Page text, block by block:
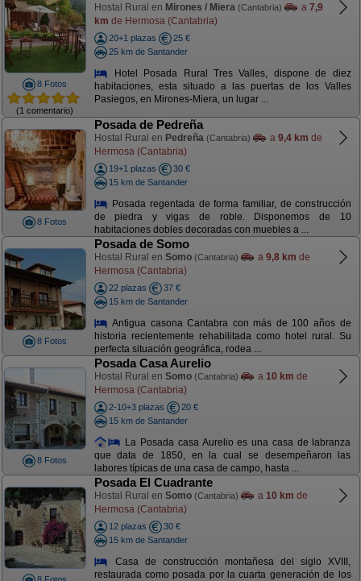
8 Fotos
(1 comentario)
Hostal Rural en Mirones / Miera (Cantabria) a 7,9
km de Hermosa (Cantabria)
20+1 plazas
25 €
25 km de Santander
Hotel Posada Rural Tres Valles, dispone de diez
habitaciones, esta situado a las puertas de los Valles
Pasiegos, en Mirones-Miera, un lugar ...
8 Fotos
Posada de Pedreña
Hostal Rural en Pedreña (Cantabria) a 9,4 km de
Hermosa (Cantabria)
19+1 plazas
30 €
15 km de Santander
Posada regentada de forma familiar, de construcción
de piedra y vigas de roble. Disponemos de 10
habitaciones dobles decoradas con muebles a ...
8 Fotos
Posada de Somo
Hostal Rural en Somo (Cantabria) a 9,8 km de
Hermosa (Cantabria)
22 plazas
37 €
15 km de Santander
Antigua casona Cantabra con más de 100 años de
historia recientemente rehabilitada como hotel rural. Su
perfecta situación geográfica, rodea ...
8 Fotos
Posada Casa Aurelio
Hostal Rural en Somo (Cantabria) a 10 km de
Hermosa (Cantabria)
2-10+3 plazas
20 €
15 km de Santander
La Posada casa Aurelio es una casa de labranza
que data de 1850, en la cual se desempeñaron las
labores típicas de una casa de campo, hasta ...
Posada El Cuadrante
Hostal Rural en Somo (Cantabria) a 10 km de
Hermosa (Cantabria)
12 plazas
30 €
15 km de Santander
Casa de construcción montañesa del siglo XVIII,
restaurada como posada por la cuarta generación de los